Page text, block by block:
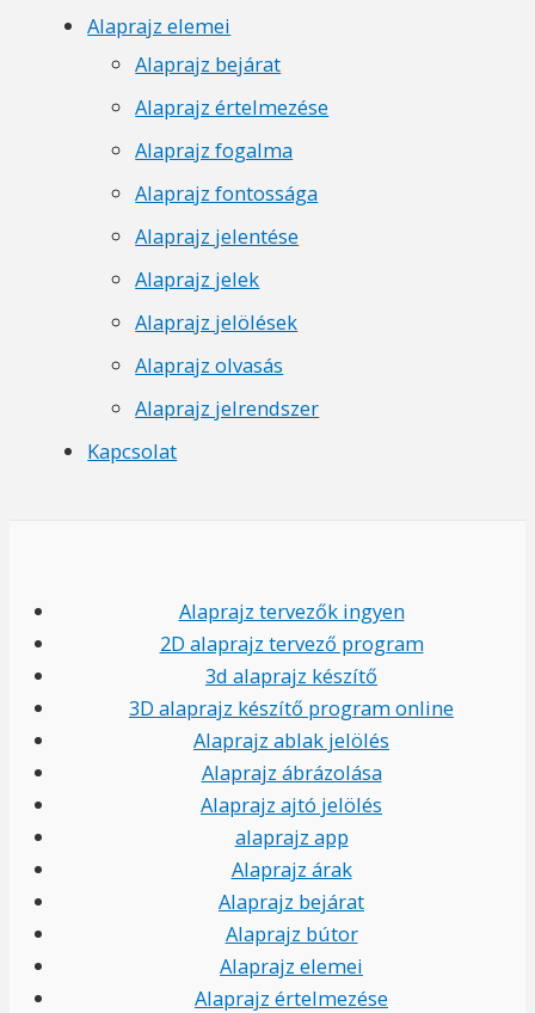
Alaprajz elemei
Alaprajz bejárat
Alaprajz értelmezése
Alaprajz fogalma
Alaprajz fontossága
Alaprajz jelentése
Alaprajz jelek
Alaprajz jelölések
Alaprajz olvasás
Alaprajz jelrendszer
Kapcsolat
Alaprajz tervezők ingyen
2D alaprajz tervező program
3d alaprajz készítő
3D alaprajz készítő program online
Alaprajz ablak jelölés
Alaprajz ábrázolása
Alaprajz ajtó jelölés
alaprajz app
Alaprajz árak
Alaprajz bejárat
Alaprajz bútor
Alaprajz elemei
Alaprajz értelmezése